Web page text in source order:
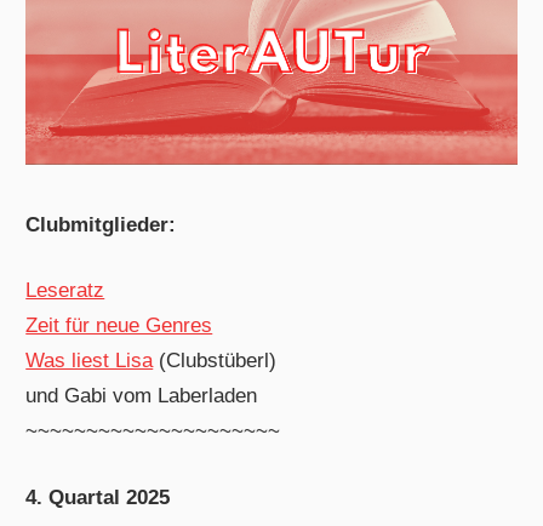
Clubmitglieder:
Leseratz
Zeit für neue Genres
Was liest Lisa(Clubstüberl)
und Gabi vom Laberladen
~~~~~~~~~~~~~~~~~~~~~
4. Quartal 2025